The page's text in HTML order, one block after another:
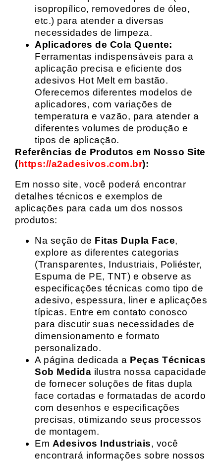
isopropílico, removedores de óleo,
etc.) para atender a diversas
necessidades de limpeza.
Aplicadores de Cola Quente:
Ferramentas indispensáveis para a
aplicação precisa e eficiente dos
adesivos Hot Melt em bastão.
Oferecemos diferentes modelos de
aplicadores, com variações de
temperatura e vazão, para atender a
diferentes volumes de produção e
tipos de aplicação.
Referências de Produtos em Nosso Site
(https://a2adesivos.com.br):
Em nosso site, você poderá encontrar
detalhes técnicos e exemplos de
aplicações para cada um dos nossos
produtos:
Na seção de Fitas Dupla Face,
explore as diferentes categorias
(Transparentes, Industriais, Poliéster,
Espuma de PE, TNT) e observe as
especificações técnicas como tipo de
adesivo, espessura, liner e aplicações
típicas. Entre em contato conosco
para discutir suas necessidades de
dimensionamento e formato
personalizado.
A página dedicada a Peças Técnicas
Sob Medida ilustra nossa capacidade
de fornecer soluções de fitas dupla
face cortadas e formatadas de acordo
com desenhos e especificações
precisas, otimizando seus processos
de montagem.
Em Adesivos Industriais, você
encontrará informações sobre nossos